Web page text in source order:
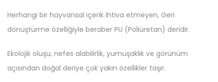
Herhangi bir hayvansal içerik ihtiva etmeyen, Geri
dönüştürme özelliğiyle beraber PU (Poliüretan) deridir.
Ekolojik oluşu, nefes alabilirlik, yumuşaklık ve görünüm
açısından doğal deriye çok yakın özellikler taşır.